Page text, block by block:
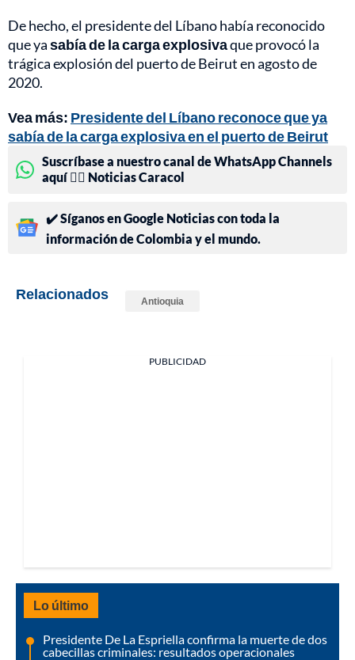
De hecho, el presidente del Líbano había reconocido
que yasabía de la carga explosivaque provocó la
trágica explosión del puerto de Beirut en agosto de
2020.
Vea más: Presidente del Líbano reconoce que ya
sabía de la carga explosiva en el puerto de Beirut
Suscríbase a nuestro canal de WhatsApp Channels
aquí 👉🏻 Noticias Caracol
✔️ Síganos en Google Noticias con toda la
información de Colombia y el mundo.
Relacionados Antioquia
PUBLICIDAD
Lo último
Presidente De La Espriella confirma la muerte de dos
cabecillas criminales: resultados operacionales